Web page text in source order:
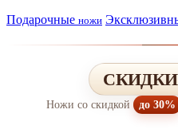
Подарочные ножи
Ножи со скидкой до 30%